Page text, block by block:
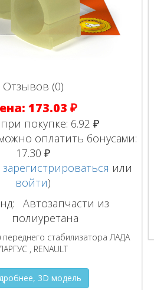
Отзывов (0)
173.03 ₽
покупке: 6.92 ₽
оплатить бонусами:
17.30 ₽
зарегистрироваться или
войти)
Автозапчасти из
полиуретана
переднего стабилизатора ЛАДА
, RENAULT
3D модель